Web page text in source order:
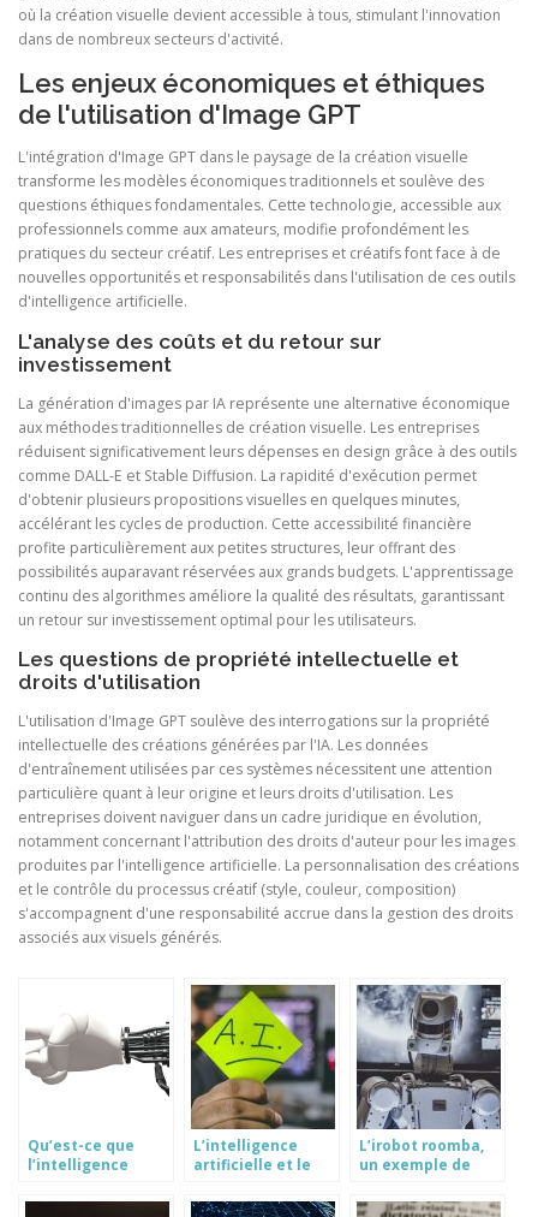
où la création visuelle devient accessible à tous, stimulant l'innovation
dans de nombreux secteurs d'activité.
Les enjeux économiques et éthiques
de l'utilisation d'Image GPT
L'intégration d'Image GPT dans le paysage de la création visuelle
transforme les modèles économiques traditionnels et soulève des
questions éthiques fondamentales. Cette technologie, accessible aux
professionnels comme aux amateurs, modifie profondément les
pratiques du secteur créatif. Les entreprises et créatifs font face à de
nouvelles opportunités et responsabilités dans l'utilisation de ces outils
d'intelligence artificielle.
L'analyse des coûts et du retour sur
investissement
La génération d'images par IA représente une alternative économique
aux méthodes traditionnelles de création visuelle. Les entreprises
réduisent significativement leurs dépenses en design grâce à des outils
comme DALL-E et Stable Diffusion. La rapidité d'exécution permet
d'obtenir plusieurs propositions visuelles en quelques minutes,
accélérant les cycles de production. Cette accessibilité financière
profite particulièrement aux petites structures, leur offrant des
possibilités auparavant réservées aux grands budgets. L'apprentissage
continu des algorithmes améliore la qualité des résultats, garantissant
un retour sur investissement optimal pour les utilisateurs.
Les questions de propriété intellectuelle et
droits d'utilisation
L'utilisation d'Image GPT soulève des interrogations sur la propriété
intellectuelle des créations générées par l'IA. Les données
d'entraînement utilisées par ces systèmes nécessitent une attention
particulière quant à leur origine et leurs droits d'utilisation. Les
entreprises doivent naviguer dans un cadre juridique en évolution,
notamment concernant l'attribution des droits d'auteur pour les images
produites par l'intelligence artificielle. La personnalisation des créations
et le contrôle du processus créatif (style, couleur, composition)
s'accompagnent d'une responsabilité accrue dans la gestion des droits
associés aux visuels générés.
Qu’est-ce que
l’intelligence
L’intelligence
artificielle et le
assurances
L’irobot roomba,
un exemple de